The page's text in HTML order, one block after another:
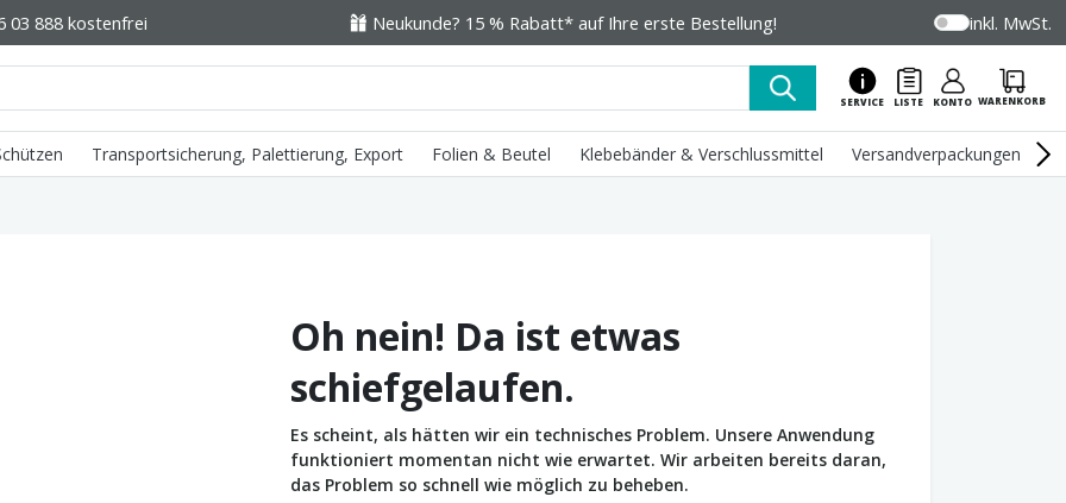
03 888 kostenfrei Neukunde? 15 % Rabatt* auf Ihre erste Bestellung! inkl. MwSt.
SERVICE LISTE KONTO WARENKORB
Transportsicherung, Palettierung, Export Folien & Beutel Klebebänder & Verschlussmittel Versandverpackungen
Oh nein! Da ist etwas
schiefgelaufen.
Es scheint, als hätten wir ein technisches Problem. Unsere Anwendung
funktioniert momentan nicht wie erwartet. Wir arbeiten bereits daran,
das Problem so schnell wie möglich zu beheben.